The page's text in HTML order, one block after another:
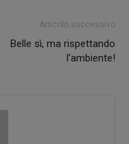
Articolo successivo
Belle sì, ma rispettando
l’ambiente!